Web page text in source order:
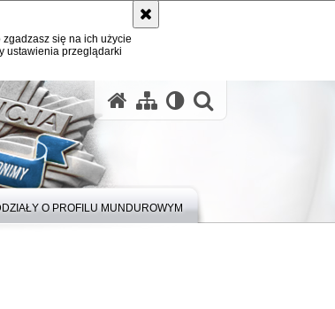
się na ich użycie
ustawienia przeglądarki
O PROFILU MUNDUROWYM